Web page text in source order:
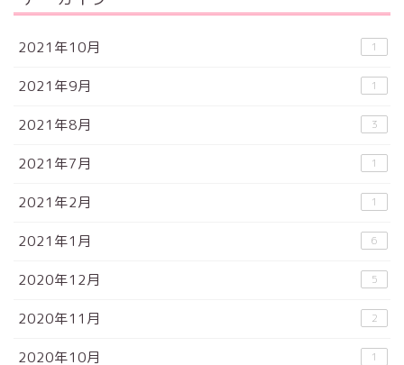
2021年10月 1
2021年9月 1
2021年8月 3
2021年7月 1
2021年2月 1
2021年1月 6
2020年12月 5
2020年11月 2
2020年10月 1